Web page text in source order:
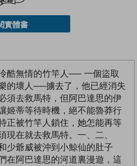
實體書
酷無情的竹竿人── 一個盜取
的壞人──擄去了，他已經消失
須去救馬特，但阿巴達思的伊
姬蒂等待時機，絕不能魯莽行
正被竹竿人鎖住，她怎能再等
現在就去救馬特。一、二、
少爺威被沖到小鯨仙的肚子
在阿巴達思的河道裏漫遊，這